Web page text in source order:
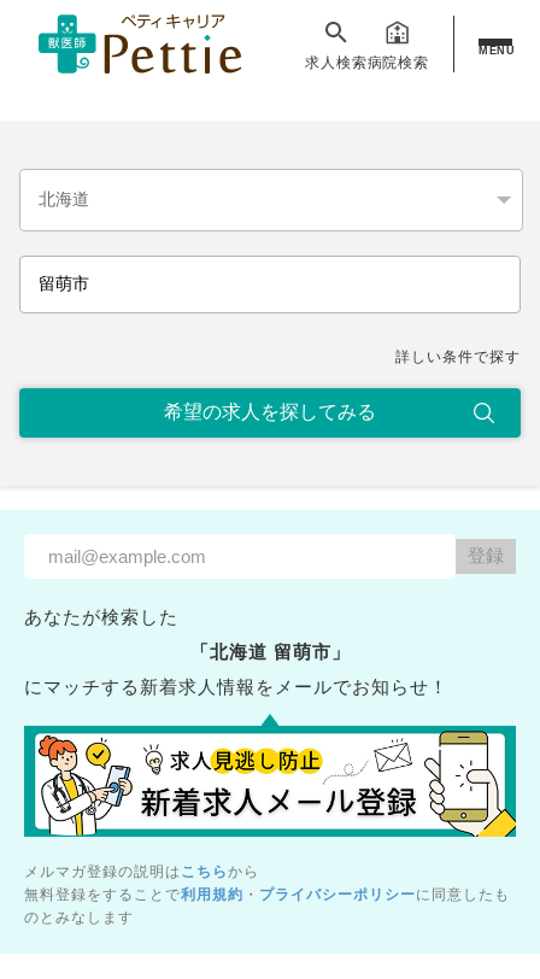
求人検索病院検索
MENU
詳しい条件で探す
あなたが検索した
「北海道 留萌市」
にマッチする新着求人情報をメールでお知らせ！
メルマガ登録の説明は こちらから
無料登録をすることで利用規約 ・ プライバシーポリシーに同意したも
のとみなします